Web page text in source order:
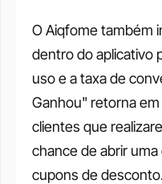
O Aiqfome também
dentro do aplicativo
uso e a taxa de
Ganhou" retorna
clientes que
chance de abrir
cupons de